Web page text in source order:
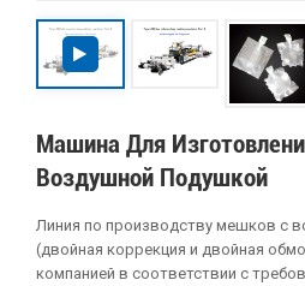
Машина Для
Воздушной Подушкой
Линия по производству мешков с
(двойная коррекция и двойная
компанией в соответствии с